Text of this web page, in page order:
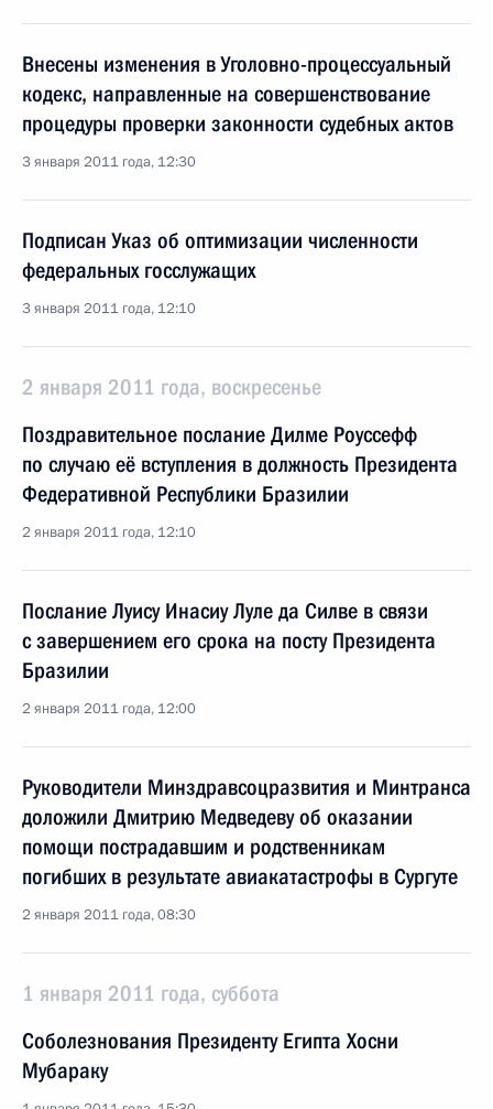
Внесены изменения в Уголовно-процессуальный
кодекс, направленные на совершенствование
процедуры проверки законности судебных актов
3 января 2011 года, 12:30
Подписан Указ об оптимизации численности
федеральных госслужащих
3 января 2011 года, 12:10
2 января 2011 года, воскресенье
Поздравительное послание Дилме Роуссефф
по случаю её вступления в должность Президента
Федеративной Республики Бразилии
2 января 2011 года, 12:10
Послание Луису Инасиу Луле да Силве в связи
с завершением его срока на посту Президента
Бразилии
2 января 2011 года, 12:00
Руководители Минздравсоцразвития и Минтранса
доложили Дмитрию Медведеву об оказании
помощи пострадавшим и родственникам
погибших в результате авиакатастрофы в Сургуте
2 января 2011 года, 08:30
1 января 2011 года, суббота
Соболезнования Президенту Египта Хосни
Мубараку